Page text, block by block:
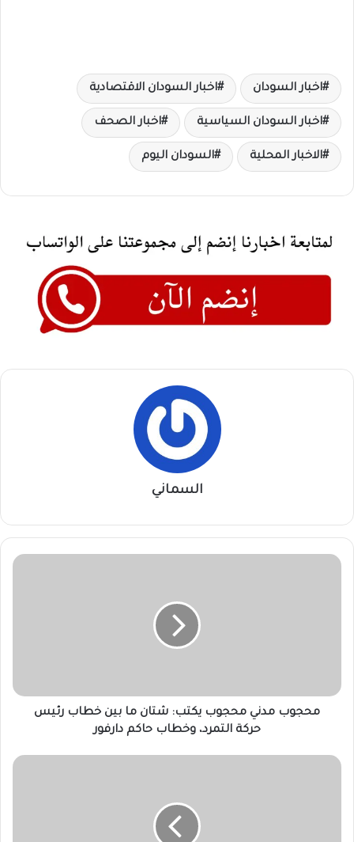
اخبار السودان اخبار السودان الاقتصادية
اخبار السودان السياسية اخبار الصحف
الاخبار المحلية السودان اليوم
السماني
محجوب
رئيس
حاكم
محجوب مدني محجوب يكتب: شتان ما بين خطاب رئيس
حركة التمرد، وخطاب حاكم دارفور
إعتقال